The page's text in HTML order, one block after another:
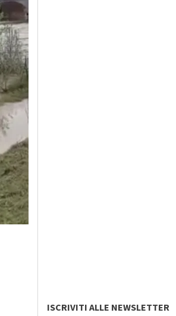
ISCRIVITI ALLE NEWSLETTER